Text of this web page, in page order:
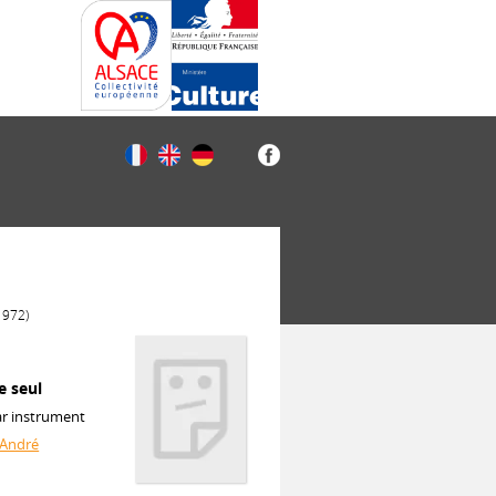
seul
instrument
André